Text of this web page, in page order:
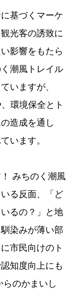
基づくマーケ
光客の誘致に
影響をもたら
潮風トレイル
いますが、
環境保全とト
造成を通し
います。
みちのく潮風
る反面、「ど
るの？」と地
染みが薄い部
市民向けのト
知度向上にも
のかまいし